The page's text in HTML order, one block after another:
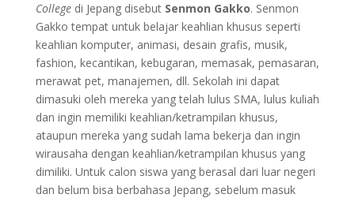
Collegedi Jepang disebut Senmon Gakko. Senmon
Gakko tempat untuk belajar keahlian khusus seperti
keahlian komputer, animasi, desain grafis, musik,
fashion, kecantikan, kebugaran, memasak, pemasaran,
merawat pet, manajemen, dll. Sekolah ini dapat
dimasuki oleh mereka yang telah lulus SMA, lulus kuliah
dan ingin memiliki keahlian/ketrampilan khusus,
ataupun mereka yang sudah lama bekerja dan ingin
wirausaha dengan keahlian/ketrampilan khusus yang
dimiliki. Untuk calon siswa yang berasal dari luar negeri
dan belum bisa berbahasa Jepang, sebelum masuk